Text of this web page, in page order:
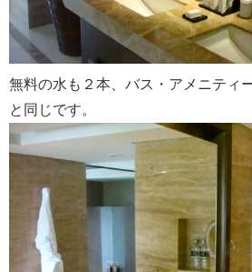
無料の水も２本、バス・アメニティ
と同じです。